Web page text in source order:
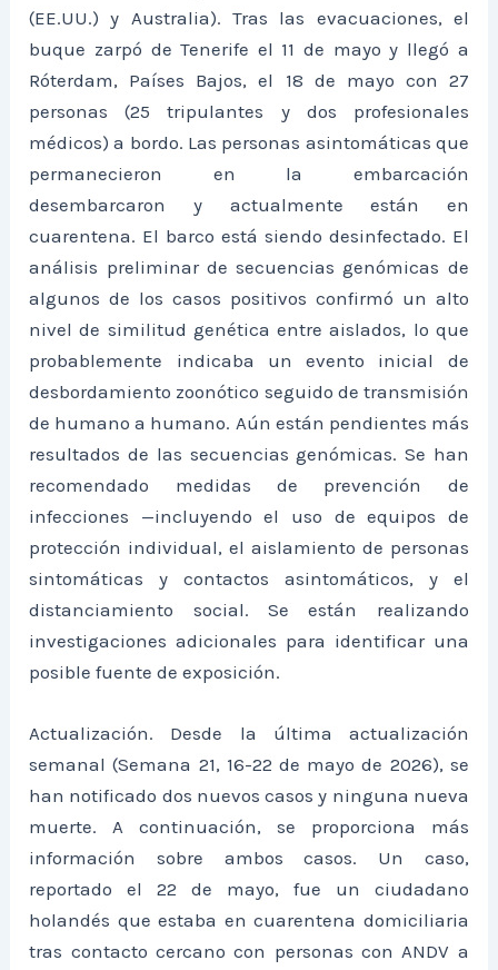
(EE.UU.) y Australia). Tras las evacuaciones, el
buque zarpó de Tenerife el 11 de mayo y llegó a
Róterdam, Países Bajos, el 18 de mayo con 27
personas (25 tripulantes y dos profesionales
médicos) a bordo. Las personas asintomáticas que
permanecieron en la embarcación
desembarcaron y actualmente están en
cuarentena. El barco está siendo desinfectado. El
análisis preliminar de secuencias genómicas de
algunos de los casos positivos confirmó un alto
nivel de similitud genética entre aislados, lo que
probablemente indicaba un evento inicial de
desbordamiento zoonótico seguido de transmisión
de humano a humano. Aún están pendientes más
resultados de las secuencias genómicas. Se han
recomendado medidas de prevención de
infecciones —incluyendo el uso de equipos de
protección individual, el aislamiento de personas
sintomáticas y contactos asintomáticos, y el
distanciamiento social. Se están realizando
investigaciones adicionales para identificar una
posible fuente de exposición.
Actualización. Desde la última actualización
semanal (Semana 21, 16-22 de mayo de 2026), se
han notificado dos nuevos casos y ninguna nueva
muerte. A continuación, se proporciona más
información sobre ambos casos. Un caso,
reportado el 22 de mayo, fue un ciudadano
holandés que estaba en cuarentena domiciliaria
tras contacto cercano con personas con ANDV a